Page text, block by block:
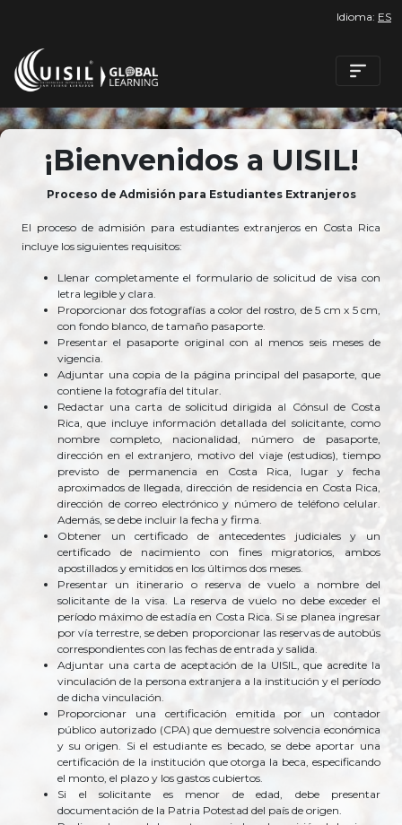
Idioma: ES
¡Bienvenidos a UISIL!
Proceso de Admisión para Estudiantes Extranjeros
El proceso de admisión para estudiantes extranjeros en Costa Rica
incluye los siguientes requisitos:
Llenar completamente el formulario de solicitud de visa con
letra legible y clara.
Proporcionar dos fotografías a color del rostro, de 5 cm x 5 cm,
con fondo blanco, de tamaño pasaporte.
Presentar el pasaporte original con al menos seis meses de
vigencia.
Adjuntar una copia de la página principal del pasaporte, que
contiene la fotografía del titular.
Redactar una carta de solicitud dirigida al Cónsul de Costa
Rica, que incluye información detallada del solicitante, como
nombre completo, nacionalidad, número de pasaporte,
dirección en el extranjero, motivo del viaje (estudios), tiempo
previsto de permanencia en Costa Rica, lugar y fecha
aproximados de llegada, dirección de residencia en Costa Rica,
dirección de correo electrónico y número de teléfono celular.
Además, se debe incluir la fecha y firma.
Obtener un certificado de antecedentes judiciales y un
certificado de nacimiento con fines migratorios, ambos
apostillados y emitidos en los últimos dos meses.
Presentar un itinerario o reserva de vuelo a nombre del
solicitante de la visa. La reserva de vuelo no debe exceder el
período máximo de estadía en Costa Rica. Si se planea ingresar
por vía terrestre, se deben proporcionar las reservas de autobús
correspondientes con las fechas de entrada y salida.
Adjuntar una carta de aceptación de la UISIL, que acredite la
vinculación de la persona extranjera a la institución y el período
de dicha vinculación.
Proporcionar una certificación emitida por un contador
público autorizado (CPA) que demuestre solvencia económica
y su origen. Si el estudiante es becado, se debe aportar una
certificación de la institución que otorga la beca, especificando
el monto, el plazo y los gastos cubiertos.
Si el solicitante es menor de edad, debe presentar
documentación de la Patria Potestad del país de origen.